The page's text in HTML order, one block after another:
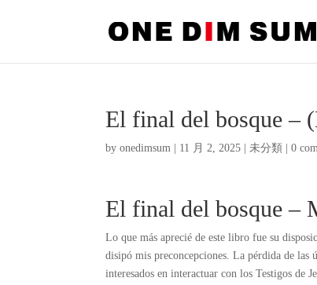
El final del bosque –
byonedimsum 11 月 2, 2025 |未分類 |0
El final del bosque –
Lo que más aprecié de este libro fue su
disipó mis preconcepciones. La pérdida de
interesados en interactuar con los Testigos de